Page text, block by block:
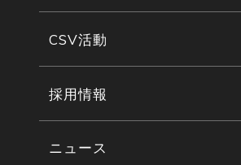
CSV活動
採用情報
ニュース